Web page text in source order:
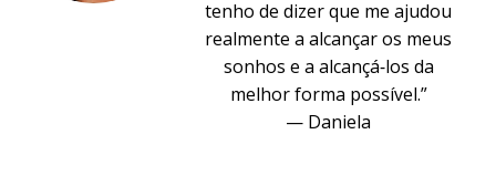
tenho de dizer que me ajudou
realmente a alcançar os meus
sonhos e a alcançá‑los da
melhor forma possível.”
— Daniela